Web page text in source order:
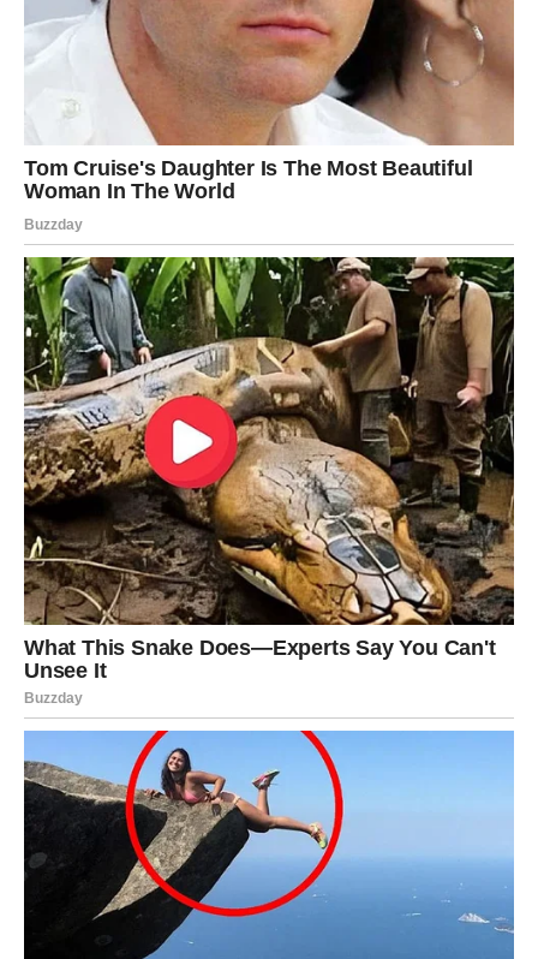
I verovao onima koji nisu znali da vole.
I ulagao sebe tamo gde nije trebalo.
Najosetljiviji znak zodijaka prošao je kroz emotivne
turbulencije koje mnogi ne bi izdržali.
Ali Rak je sve izdržao — ćutke, tiho, u sebi.
I zato ga sudbina sada uzdiže.
Ljubav kakvu je čekao celog života
Do kraja 2025. Rak ulazi u fazu najiskrenije ljubavi.
Ne više borbe.
Ne više „hoće-neće”.
Ne više ponavljanja prošlosti.
Rak će doživeti:
povratak prave osobe,
ili ulazak nekoga ko će biti njegov emotivni dom,
ili mir i zatvaranje starih rana, uz novu ljubav koja sve
leči.
Rak konačno dobija dokaz:
„Nisi ti bio problem. Samo si voleo pogrešne ljude.”
Unutrašnja snaga rastе
Rak u 2025. ulazi mnogo sigurniji u sebe.